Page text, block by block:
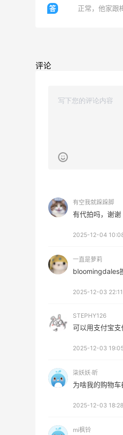
答 正常，他家跟
评论
有空我就跺跺脚
有代拍吗，谢谢
2025-12-04
一直是萝莉
bloomingdales
2025-12-03
STEPHY126
可以用支付宝支
2025-12-03
柒妖妖·昕
为啥我的购物车
2025-12-03
mi枫铃
利到账！
08月07日